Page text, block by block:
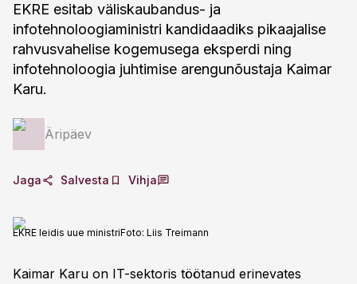
EKRE esitab väliskaubandus- ja
infotehnoloogiaministri kandidaadiks pikaajalise
rahvusvahelise kogemusega eksperdi ning
infotehnoloogia juhtimise arengunõustaja Kaimar
Karu.
Äripäev
Jaga Salvesta Vihja
EKRE leidis uue ministriFoto: Liis Treimann
Kaimar Karu on IT-sektoris töötanud erinevates